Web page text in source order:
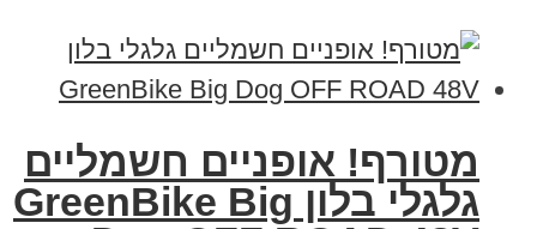
מטורף! אופניים חשמליים
גלגלי בלון GreenBike Big